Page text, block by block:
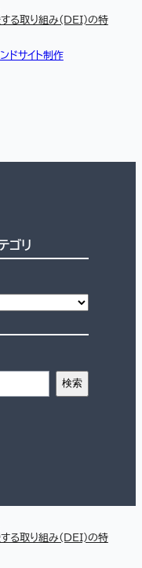
る取り組み(DEI)の特
ドサイト制作
ゴリ
検索
る取り組み(DEI)の特